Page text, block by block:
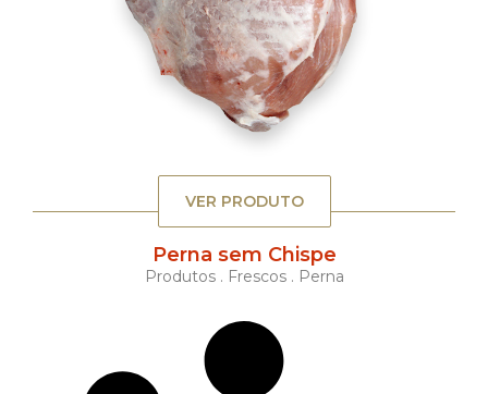
VER PRODUTO
Perna sem Chispe
Produtos . Frescos . Perna